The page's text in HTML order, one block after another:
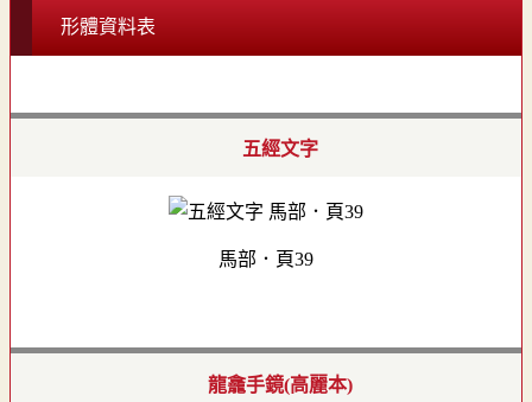
形體資料表
五經文字
馬部．頁39
龍龕手鏡(高麗本)